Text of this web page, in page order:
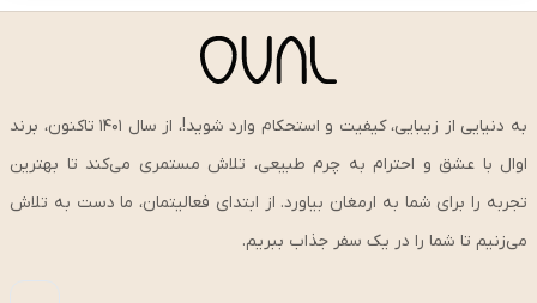
به دنیایی از زیبایی، کیفیت و استحکام وارد شوید!، از سال ۱۴۰۱ تاکنون، برند
اوال با عشق و احترام به چرم طبیعی، تلاش مستمری می‌کند تا بهترین
تجربه را برای شما به ارمغان بیاورد. از ابتدای فعالیتمان، ما دست به تلاش
می‌زنیم تا شما را در یک سفر جذاب ببریم.